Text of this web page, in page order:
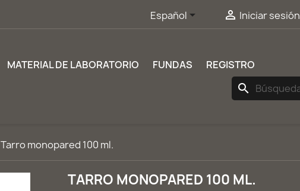
Español  Iniciar sesión
MATERIAL DE LABORATORIO FUNDAS REGISTRO
search
Tarro monopared 100 ml.
TARRO MONOPARED 100 ML.